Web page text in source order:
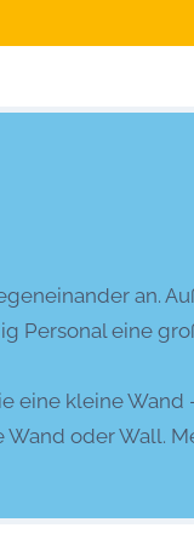
an.
Personal eine
eine kleine Wand
oder Wall.